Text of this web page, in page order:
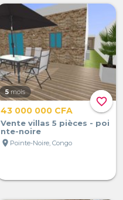
favorite_border
5 mois
43 000 000 CFA
Vente villas 5 pièces - poi
nte-noire
location_on Pointe-Noire, Congo